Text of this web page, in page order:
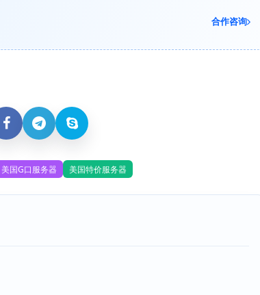
合作咨询
美国G口服务器 美国特价服务器